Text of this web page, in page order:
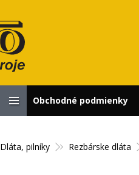
Dláta, pilníky Rezbárske dláta
Obchodné podmienky